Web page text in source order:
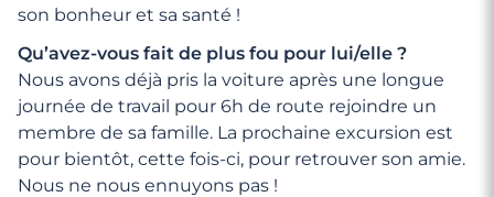
son bonheur et sa santé !
Qu’avez-vous fait de plus fou pour lui/elle ?
Nous avons déjà pris la voiture après une longue
journée de travail pour 6h de route rejoindre un
membre de sa famille. La prochaine excursion est
pour bientôt, cette fois-ci, pour retrouver son amie.
Nous ne nous ennuyons pas !